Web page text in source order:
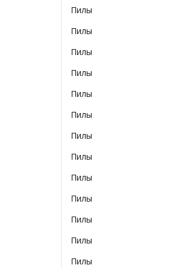
Пилы
Пилы
Пилы
Пилы
Пилы
Пилы
Пилы
Пилы
Пилы
Пилы
Пилы
Пилы
Пилы